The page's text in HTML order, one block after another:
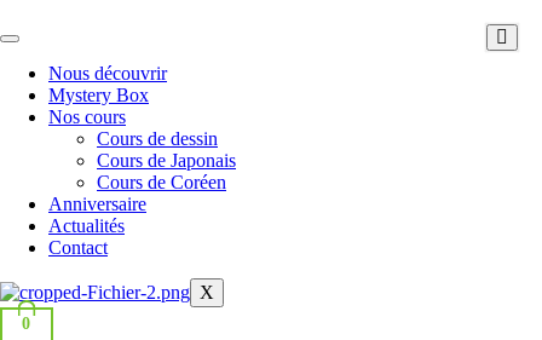
au
Nous découvrir
Mystery Box
Nos cours
Cours de dessin
Cours de Japonais
Cours de Coréen
Anniversaire
Actualités
Contact
X
0